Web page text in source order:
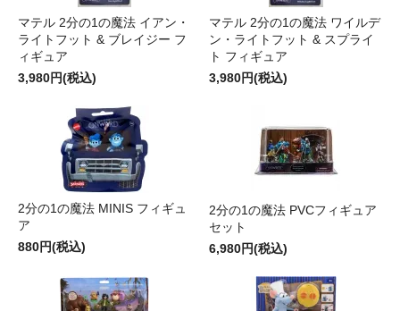
マテル 2分の1の魔法 イアン・
ライトフット & ブレイジー フ
ィギュア
3,980円(税込)
マテル 2分の1の魔法 ワイルデ
ン・ライトフット & スプライ
ト フィギュア
3,980円(税込)
2分の1の魔法 MINIS フィギュ
ア
880円(税込)
2分の1の魔法 PVCフィギュア
セット
6,980円(税込)